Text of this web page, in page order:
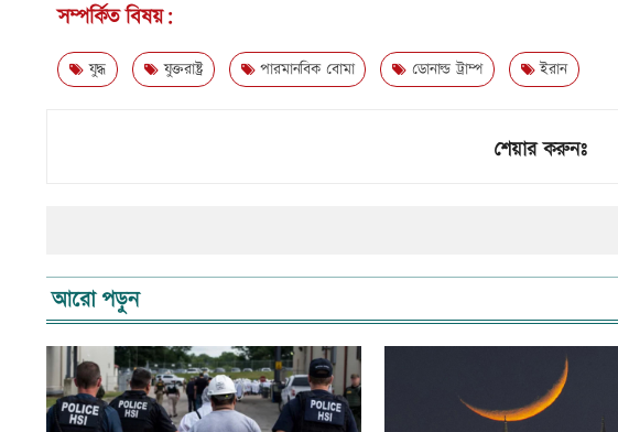
সম্পর্কিত বিষয়:
যুদ্ধ যুক্তরাষ্ট্র পারমানবিক বোমা ডোনাল্ড ট্রাম্প ইরান
শেয়ার করুনঃ
আরো পড়ুন